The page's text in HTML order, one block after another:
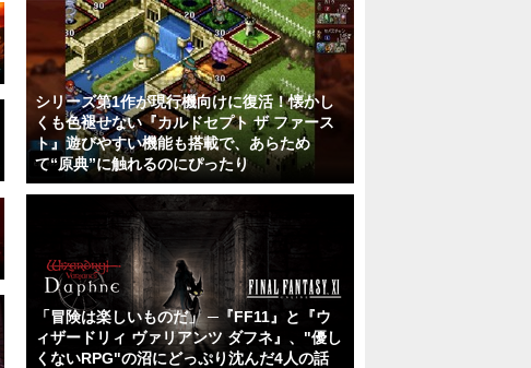
シリーズ第1作が現行機向けに復活！懐かし
くも色褪せない『カルドセプト ザ ファース
ト』遊びやすい機能も搭載で、あらため
て“原典”に触れるのにぴったり
「冒険は楽しいものだ」 ─『FF11』と『ウ
ィザードリィ ヴァリアンツ ダフネ』、"優し
くないRPG"の沼にどっぷり沈んだ4人の話